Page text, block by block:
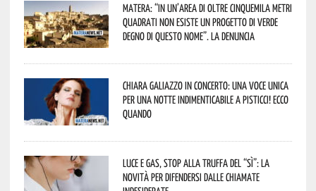
Matera: “In un’area di oltre cinquemila metri
quadrati non esiste un progetto di verde
degno di questo nome”. La denuncia
Chiara Galiazzo in concerto: una voce unica
per una notte indimenticabile a Pisticci! Ecco
quando
Luce e gas, stop alla truffa del “Sì”: la
novità per difendersi dalle chiamate